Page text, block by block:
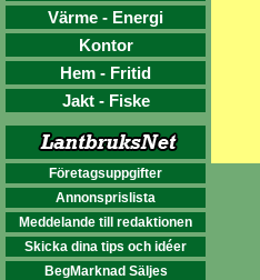
Värme - Energi
Kontor
Hem - Fritid
Jakt - Fiske
Företagsuppgifter
Annonsprislista
Meddelande till redaktionen
Skicka dina tips och idéer
BegMarknad Säljes